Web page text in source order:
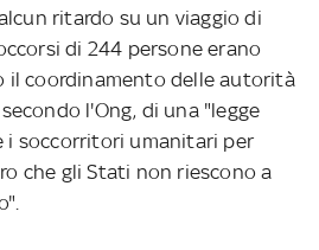
ritardo su un viaggio di
di 244 persone erano
coordinamento delle autorità
l'Ong, di una "legge
i soccorritori umanitari per
che gli Stati non riescono a